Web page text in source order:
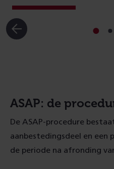
Ga
Ga
ASAP: de
De ASAP-procedure
aanbestedingsdeel en een
de periode na afronding